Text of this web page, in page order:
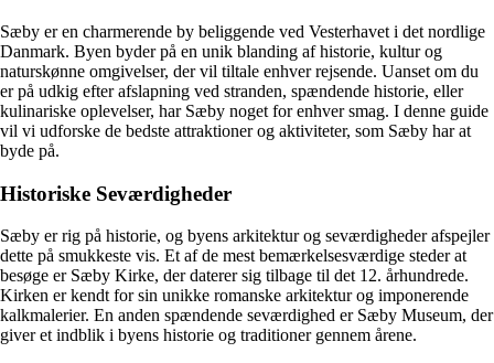
Sæby er en charmerende by beliggende ved Vesterhavet i det nordlige
Danmark. Byen byder på en unik blanding af historie, kultur og
naturskønne omgivelser, der vil tiltale enhver rejsende. Uanset om du
er på udkig efter afslapning ved stranden, spændende historie, eller
kulinariske oplevelser, har Sæby noget for enhver smag. I denne guide
vil vi udforske de bedste attraktioner og aktiviteter, som Sæby har at
byde på.
Historiske Seværdigheder
Sæby er rig på historie, og byens arkitektur og seværdigheder afspejler
dette på smukkeste vis. Et af de mest bemærkelsesværdige steder at
besøge er Sæby Kirke, der daterer sig tilbage til det 12. århundrede.
Kirken er kendt for sin unikke romanske arkitektur og imponerende
kalkmalerier. En anden spændende seværdighed er Sæby Museum, der
giver et indblik i byens historie og traditioner gennem årene.